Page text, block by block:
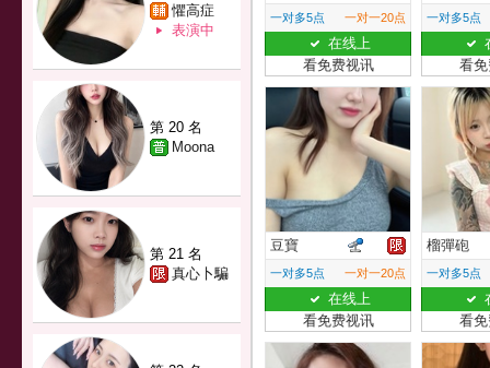
懼高症
表演中
第 20 名
Moona
第 21 名
真心卜騙
一对多5点 一对一20点
在线上
看免费视讯
一对多5点
看
豆寶
一对多5点 一对一20点
在线上
看免费视讯
榴彈砲
一对多5点
看